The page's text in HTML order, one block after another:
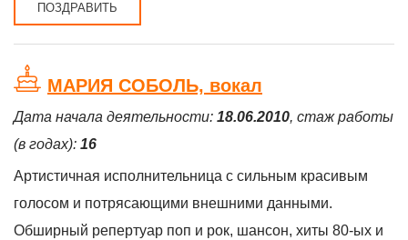
ПОЗДРАВИТЬ
МАРИЯ СОБОЛЬ, вокал
Дата начала деятельности: 18.06.2010, стаж работы
(в годах): 16
Артистичная исполнительница с сильным красивым
голосом и потрясающими внешними данными.
Обширный репертуар пoп и рoк, шансон, хиты 80-ых и